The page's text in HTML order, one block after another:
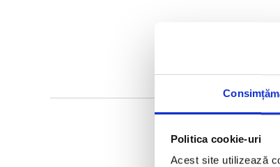
Politica cookie-uri
Acest site utilizează